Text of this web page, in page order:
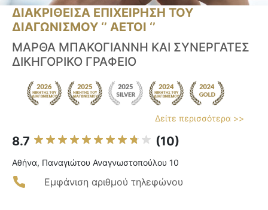
ΔΙΑΚΡΙΘΕΙΣΑ ΕΠΙΧΕΙΡΗΣΗ ΤΟΥ
ΔΙΑΓΩΝΙΣΜΟΥ ‘’ ΑΕΤΟΙ ‘’
ΜΑΡΘΑ ΜΠΑΚΟΓΙΑΝΝΗ ΚΑΙ ΣΥΝΕΡΓΑΤΕΣ
ΔΙΚΗΓΟΡΙΚΟ ΓΡΑΦΕΙΟ
Δείτε περισσότερα >>
8.7 (10)
Αθήνα, Παναγιώτου Αναγνωστοπούλου 10
Εμφάνιση αριθμού τηλεφώνου